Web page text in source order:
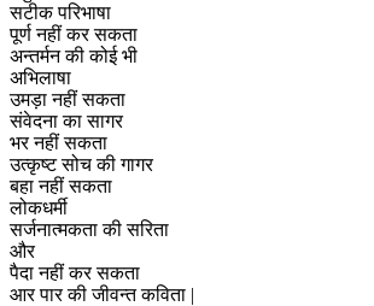
सटीक परिभाषा
पूर्ण नहीं कर सकता
अन्तर्मन की कोई भी
अभिलाषा
उमड़ा नहीं सकता
संवेदना का सागर
भर नहीं सकता
उत्कृष्ट सोच की गागर
बहा नहीं सकता
लोकधर्मी
सर्जनात्मकता की सरिता
और
पैदा नहीं कर सकता
आर पार की जीवन्त कविता |